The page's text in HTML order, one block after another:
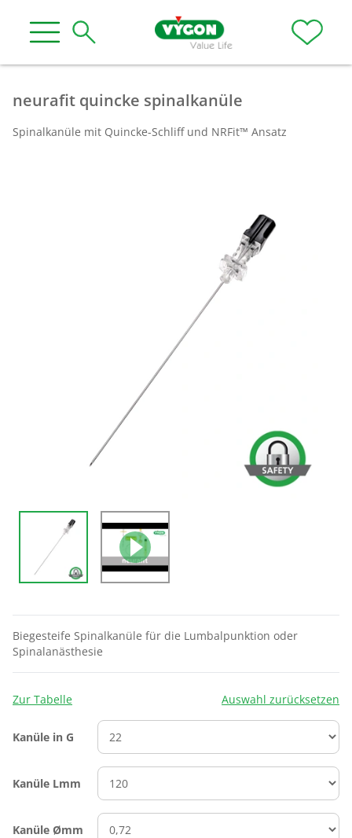
neurafit quincke spinalkanüle
Spinalkanüle mit Quincke-Schliff und NRFit™ Ansatz
Biegesteife Spinalkanüle für die Lumbalpunktion oder
Spinalanästhesie
Zur Tabelle Auswahl zurücksetzen
Kanüle in G
Kanüle Lmm
Kanüle Ømm